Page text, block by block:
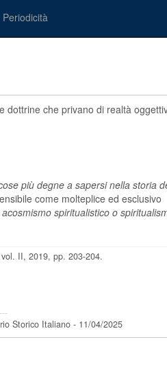
Periodicità
che privano di realtà
più degne a sapersi nella storia
come molteplice ed esclusivo
acosmismo spiritualistico o
II, 2019, pp. 203-204.
---
Storico Italiano - 11/04/2025